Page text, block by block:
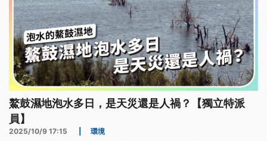
鰲鼓濕地泡水多日，是天災還是人禍？【獨立特派
員】
2025/10/9 17:15 環境